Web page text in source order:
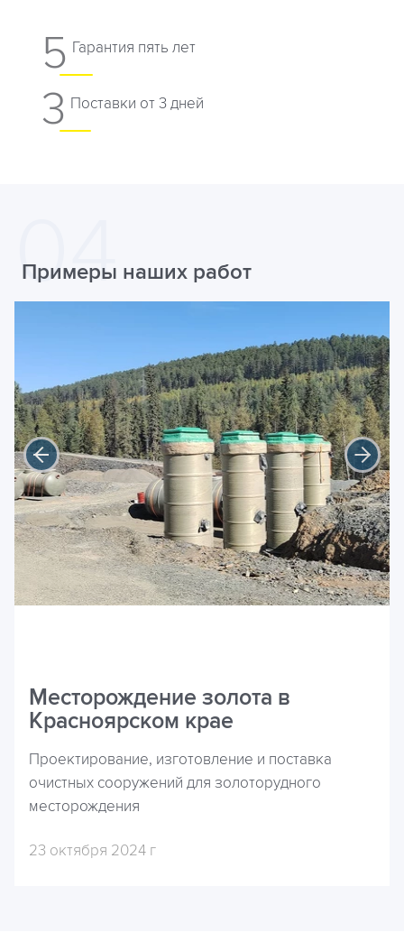
5 Гарантия пять лет
3 Поставки от 3 дней
Примеры наших работ
Месторождение золота в
Красноярском крае
Проектирование, изготовление и поставка
очистных сооружений для золоторудного
месторождения
23 октября 2024 г